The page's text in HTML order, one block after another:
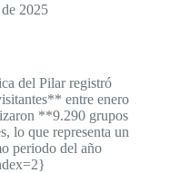
2025
del Pilar registró
entre enero
**9.290 grupos
lo que representa un
periodo del año